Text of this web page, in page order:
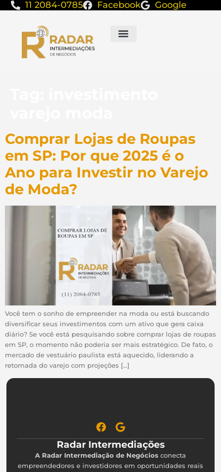
11 2084-0785 Facebook Google
Comprar Lojas de Roupas
em SP: Por que 2025 é o
Ano para Investir no Varejo
de Moda?
Você tem o sonho de empreender na moda ou está buscando
diversificar seus investimentos com um ativo que gera caixa
diário? Se você está pesquisando sobre comprar lojas de roupas
em SP, o momento não poderia ser mais estratégico. De fato, o
mercado de vestuário paulista está aquecido, liderando a
retomada do varejo com projeções […]
Radar Intermediações
A Radar Intermediação de Negócios conecta
empreendedores e investidores em oportunidades reais